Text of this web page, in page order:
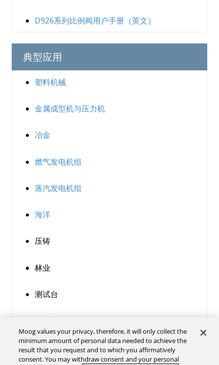
D926系列比例阀用户手册（英文）
典型应用
塑料机械
金属成型机与压力机
冶金
燃气发电机组
蒸汽发电机组
海洋
压铸
林业
测试台
移动应用/混凝土泵
联系我们
Moog values your privacy, therefore, it will only collect the
minimum amount of personal data needed to achieve the
result that you request and to which you affirmatively
consent. You may withdraw consent and your personal